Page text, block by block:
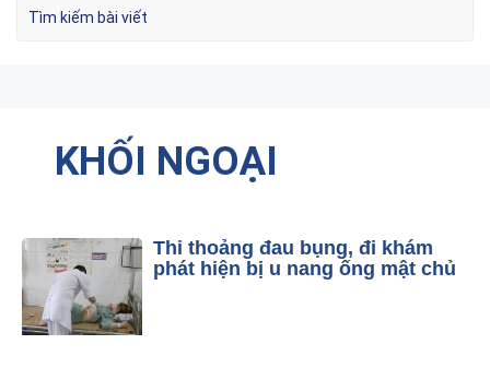
KHỐI NGOẠI
Thi thoảng đau bụng, đi khám
phát hiện bị u nang ống mật chủ